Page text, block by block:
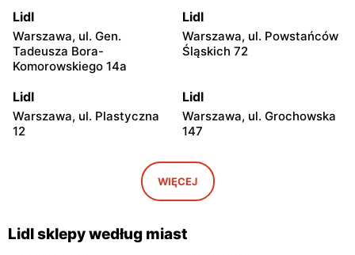
Lidl
Warszawa, ul. Gen.
Tadeusza Bora-
Komorowskiego 14a
Lidl
Warszawa, ul. Powstańców
Śląskich 72
Lidl
Warszawa, ul. Plastyczna
12
Lidl
Warszawa, ul. Grochowska
147
Warszawa, ul. Josepha
Lidl
Warszawa, ul. Marii
Rodziewiczówny 1
Lidl
Warszawa, ul. Fort Służew 2
Lidl
WIĘCEJ
Lidl sklepy według miast